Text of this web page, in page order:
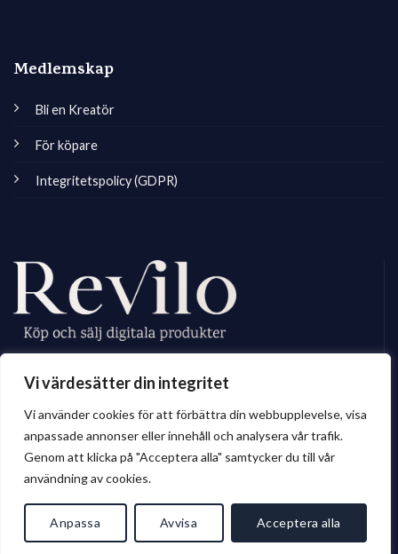
Vi värdesätter din integritet
Vi använder cookies för att förbättra din webbupplevelse, visa
anpassade annonser eller innehåll och analysera vår trafik.
Genom att klicka på "Acceptera alla" samtycker du till vår
användning av cookies.
Anpassa Avvisa Acceptera alla
erbjuder ett brett sortiment av digitalt material till privatperson och företag.
Medlemskap
Bli en Kreatör
För köpare
Integritetspolicy (GDPR)
© 2026 Revilo.se